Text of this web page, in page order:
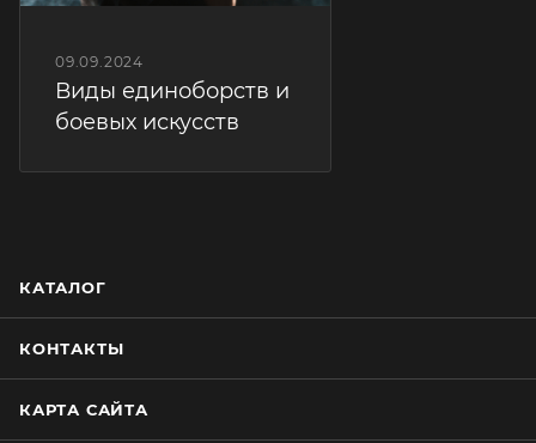
09.09.2024
Виды единоборств и
боевых искусств
КАТАЛОГ
КОНТАКТЫ
КАРТА САЙТА